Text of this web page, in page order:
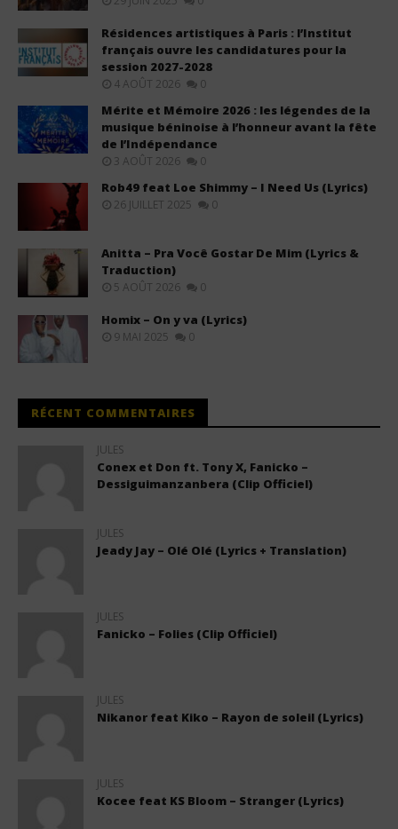
Résidences artistiques à Paris : l’Institut
français ouvre les candidatures pour la
session 2027-2028
4 AOÛT 2026 0
Mérite et Mémoire 2026 : les légendes de la
musique béninoise à l’honneur avant la fête
de l’Indépendance
3 AOÛT 2026 0
Rob49 feat Loe Shimmy – I Need Us (Lyrics)
26 JUILLET 2025 0
Anitta – Pra Você Gostar De Mim (Lyrics &
Traduction)
5 AOÛT 2026 0
Homix – On y va (Lyrics)
9 MAI 2025 0
RÉCENT COMMENTAIRES
JULES
Conex et Don ft. Tony X, Fanicko –
Dessiguimanzanbera (Clip Officiel)
JULES
Jeady Jay – Olé Olé (Lyrics + Translation)
JULES
Fanicko – Folies (Clip Officiel)
JULES
Nikanor feat Kiko – Rayon de soleil (Lyrics)
JULES
Kocee feat KS Bloom – Stranger (Lyrics)